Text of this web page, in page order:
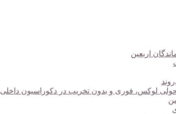
تحولی لوکس، فوری و بدون تخریب در دکوراسیون داخلی